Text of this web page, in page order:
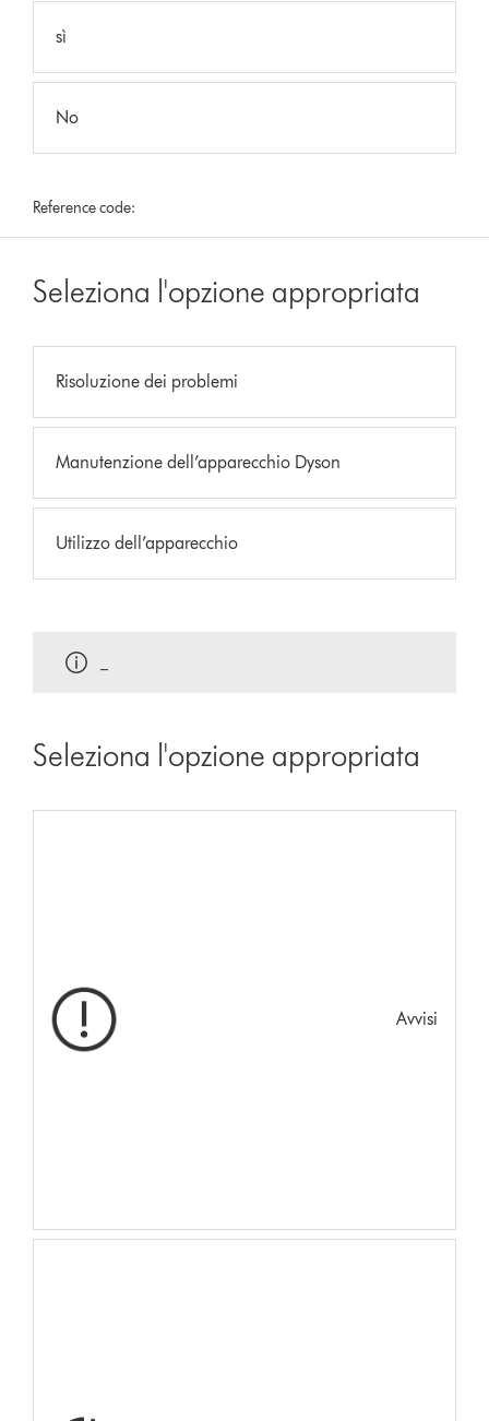
sì
No
Reference code:
Seleziona l'opzione appropriata
Risoluzione dei problemi
Manutenzione dell’apparecchio Dyson
Utilizzo dell’apparecchio
Seleziona l'opzione appropriata
Avvisi